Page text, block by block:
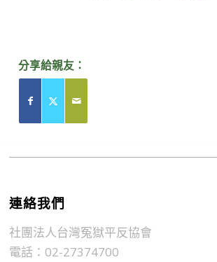
分享給親友：
連絡我們
社團法人台灣冤獄平反協會
電話：02-27374700